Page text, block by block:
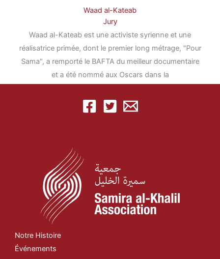
Waad al-Kateab
Jury
Waad al-Kateab est une activiste syrienne et une
réalisatrice primée, dont le premier long métrage, "Pour
Sama", a remporté le BAFTA du meilleur documentaire
et a été nommé aux Oscars dans la
Notre Histoire
Événements